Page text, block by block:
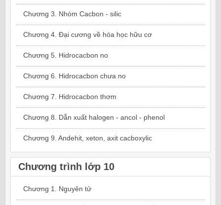
Chương 3. Nhóm Cacbon - silic
Chương 4. Đại cương về hóa học hữu cơ
Chương 5. Hidrocacbon no
Chương 6. Hidrocacbon chưa no
Chương 7. Hidrocacbon thơm
Chương 8. Dẫn xuất halogen - ancol - phenol
Chương 9. Andehit, xeton, axit cacboxylic
Chương trình lớp 10
Chương 1. Nguyên tử